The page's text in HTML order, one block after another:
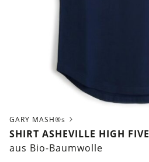
GARY MASH®s
SHIRT ASHEVILLE HIGH FIVE
aus Bio-Baumwolle